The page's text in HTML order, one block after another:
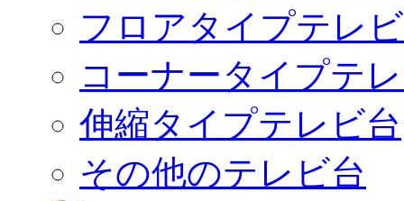
フロアタイプテレ
コーナータイプテ
伸縮タイプテレビ台
その他のテレビ台